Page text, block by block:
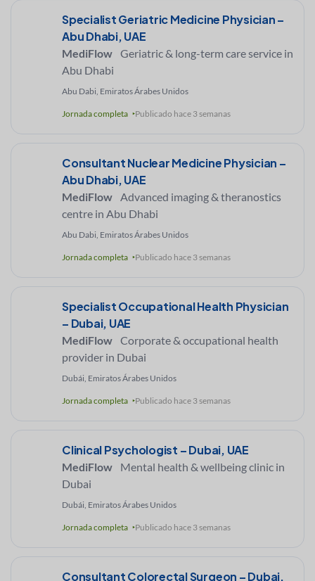
Specialist Geriatric Medicine Physician –
Abu Dhabi, UAE
MediFlow Geriatric & long-term care service in
Abu Dhabi
Abu Dabi, Emiratos Árabes Unidos
Jornada completa Publicado hace 3 semanas
Consultant Nuclear Medicine Physician –
Abu Dhabi, UAE
MediFlow Advanced imaging & theranostics
centre in Abu Dhabi
Abu Dabi, Emiratos Árabes Unidos
Jornada completa Publicado hace 3 semanas
Specialist Occupational Health Physician
– Dubai, UAE
MediFlow Corporate & occupational health
provider in Dubai
Dubái, Emiratos Árabes Unidos
Jornada completa Publicado hace 3 semanas
Clinical Psychologist – Dubai, UAE
MediFlow
Mental health & wellbeing clinic in
Dubai
Dubái, Emiratos Árabes Unidos
Jornada completa Publicado hace 3 semanas
Consultant Colorectal Surgeon – Dubai,